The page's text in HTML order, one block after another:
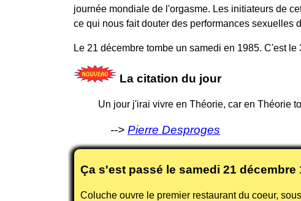
journée mondiale de l'orgasme. Les initiateurs de
ce qui nous fait douter des performances sexuelles
Le 21 décembre tombe un samedi en 1985. C'est
La citation du jour
Un jour j'irai vivre en Théorie, car en Théorie
Pierre Desproges
Ça s'est passé le samedi 21 décembre
Coluche ouvre le premier restaurant du coeur,